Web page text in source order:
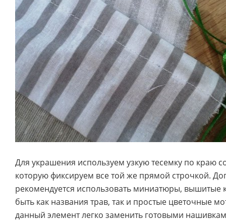
Для украшения используем узкую тесемку по краю
которую фиксируем все той же прямой строчкой.
рекомендуется использовать миниатюры, вышитые
быть как названия трав, так и простые цветочные
данный элемент легко заменить готовыми